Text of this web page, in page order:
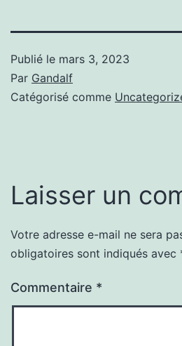
Publié le mars 3, 2023
Par Gandalf
Catégorisé comme
Laisser un
Votre adresse e-mail ne sera
obligatoires sont indiqués avec
Commentaire *